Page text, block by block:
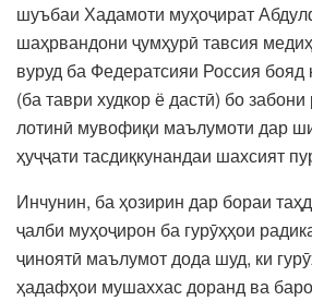
шуъбаи Хадамоти муҳоҷират
шаҳрвандони ҷумҳурӣ тавсия
вуруд ба Федератсияи Россия бояд
(ба таври худкор ё дастӣ) бо
лотинӣ мувофиқи маълумоти дар
ҳуҷҷати тасдиқкунандаи шахсият
Инчунин, ба ҳозирин дар бораи
ҷалби муҳоҷирон ба гурӯҳҳои
ҷиноятӣ маълумот дода шуд, ки
ҳадафҳои мушаххас доранд ва